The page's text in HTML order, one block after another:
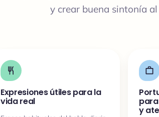
y crear buena sintonía
Expresiones útiles para la
vida real
y